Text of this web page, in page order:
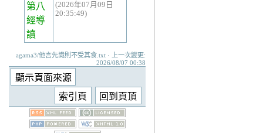
第八
經導
讀
(2026年07月09日
20:35:49)
agama3/他言先識則不受其食.txt · 上一次變更:
2026/08/07 00:38